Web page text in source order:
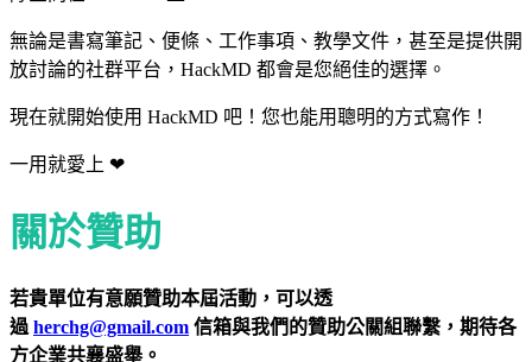
無論是書寫筆記、便條、工作事項、教學文件，甚至是提供開
放討論的社群平台，HackMD 都會是您絕佳的選擇。
現在就開始使用 HackMD 吧！您也能用聰明的方式寫作！
一用就愛上 ❤
關於贊助
若貴單位有意願贊助本屆活動，可以透
過 herchg@gmail.com 信箱與我們的贊助公關組聯繫，期待各
方企業共襄盛舉。